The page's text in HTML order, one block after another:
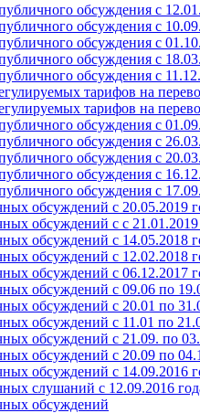
обсуждения с
обсуждения с
обсуждения с
обсуждения с
обсуждения с
тарифов на
тарифов на
обсуждения с
обсуждения с
обсуждения с
обсуждения с
обсуждения с
обсуждений с 20.05.2019
обсуждений с с 21.01.2019
обсуждений с 14.05.2018
обсуждений с 12.02.2018
обсуждений с 06.12.2017
обсуждений с 09.06 по
обсуждений с 20.01 по
обсуждений с 11.01 по
обсуждений с 21.09. по
обсуждений с 20.09 по
обсуждений с 14.09.2016
слушаний с 12.09.2016
обсуждений